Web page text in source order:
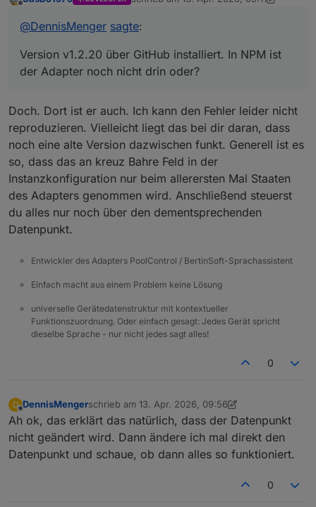
zuletzt editiert von DasBo1975
@DennisMenger sagte:
Version v1.2.20 über GitHub installiert. In NPM ist
der Adapter noch nicht drin oder?
Doch. Dort ist er auch. Ich kann den Fehler leider nicht
reproduzieren. Vielleicht liegt das bei dir daran, dass
noch eine alte Version dazwischen funkt. Generell ist es
so, dass das an kreuz Bahre Feld in der
Instanzkonfiguration nur beim allerersten Mal Staaten
des Adapters genommen wird. Anschließend steuerst
du alles nur noch über den dementsprechenden
Datenpunkt.
Entwickler des Adapters PoolControl / BertinSoft-Sprachassistent
Einfach macht aus einem Problem keine Lösung
universelle Gerätedatenstruktur mit kontextueller
Funktionszuordnung. Oder einfach gesagt: Jedes Gerät spricht
dieselbe Sprache - nur nicht jedes sagt alles!
0
D
Offline
DennisMengerschrieb am 13. Apr. 2026, 09:56
zuletzt editiert von DennisMenger
Ah ok, das erklärt das natürlich, dass der Datenpunkt
nicht geändert wird. Dann ändere ich mal direkt den
Datenpunkt und schaue, ob dann alles so funktioniert.
0